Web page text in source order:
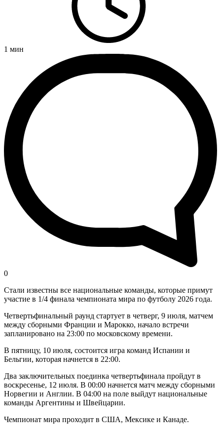
1 мин
0
Стали известны все национальные команды, которые примут
участие в 1/4 финала чемпионата мира по футболу 2026 года.
Четвертьфинальный раунд стартует в четверг, 9 июля, матчем
между сборными Франции и Марокко, начало встречи
запланировано на 23:00 по московскому времени.
В пятницу, 10 июля, состоится игра команд Испании и
Бельгии, которая начнется в 22:00.
Два заключительных поединка четвертьфинала пройдут в
воскресенье, 12 июля. В 00:00 начнется матч между сборными
Норвегии и Англии. В 04:00 на поле выйдут национальные
команды Аргентины и Швейцарии.
Чемпионат мира проходит в США, Мексике и Канаде.